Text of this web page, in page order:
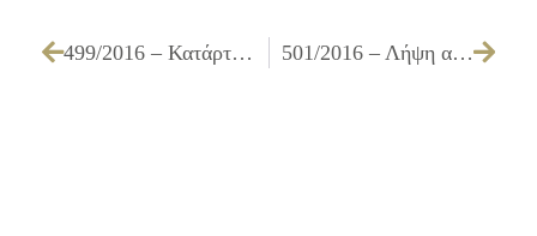
499/2016 – Κατάρτιση όρων διακήρυξης δημοπρασίας μίσθωσης οικήματος προς χρήση του για τη στέγαση των επιμορφωτικών τμημάτων παραδοσιακών χορών του Δήμου Ιλίου 501/2016 – Λήψη απόφασης για την έγκριση πίστωσης και όρων διακήρυξης για τη δημοπράτηση κατασκευής του έργου «ΒΕΛΤΙΩΣΗ –ΣΥΝΤΗΡΗΣΗ- ΑΘΛΗΤΙΚΩΝ ΕΓΚΑΤΑΣΤΑΣΕΩΝ ΤΟΥ ΔΗΜΟΥ ΕΡΓ. Ζ2/16»